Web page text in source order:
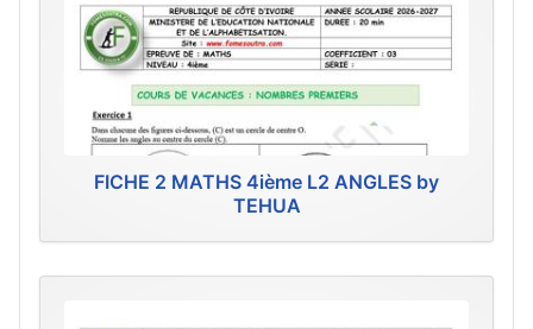
FICHE 2 MATHS 4ième L2 ANGLES by
TEHUA